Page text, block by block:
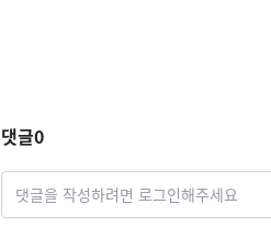
댓글0
댓글을 작성하려면 로그인해주세요